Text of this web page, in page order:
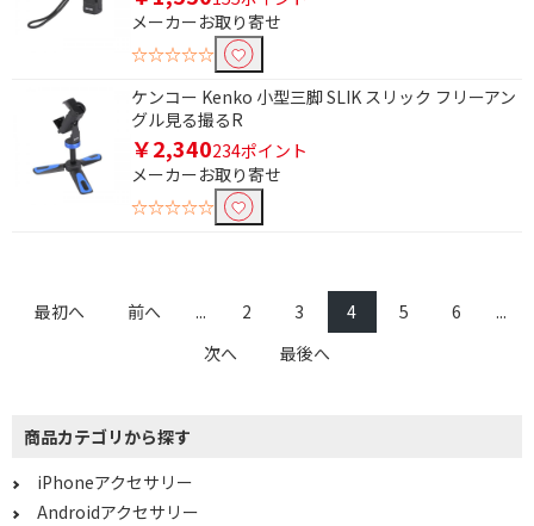
メーカーお取り寄せ
☆☆☆☆☆
ケンコー Kenko 小型三脚 SLIK スリック フリーアン
グル見る撮るR
￥2,340234ポイント
メーカーお取り寄せ
☆☆☆☆☆
最初へ 前へ ... 2 3 4 5 6
...
次へ
最後へ
商品カテゴリから探す
iPhoneアクセサリー
Androidアクセサリー